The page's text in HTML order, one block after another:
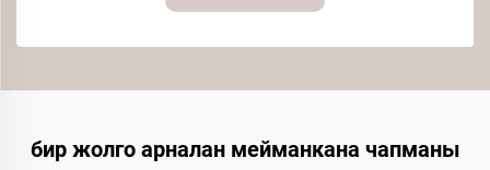
бир жолго арналан мейманкана чапманы